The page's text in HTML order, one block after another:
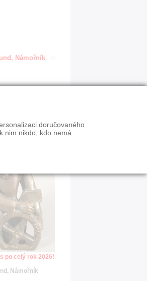
Námořník
po celý rok 2026!
Námořník
doručovaného
nikdo, kdo nemá.